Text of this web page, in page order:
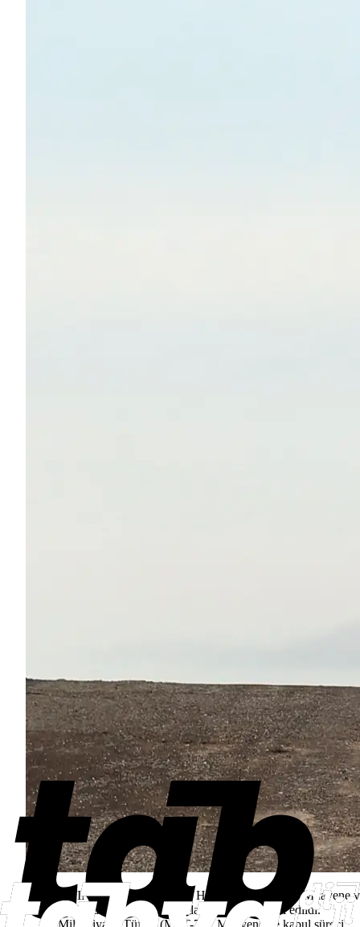
AKINCI Taarruzi İnsansız Hava Aracı (TİHA): Muayene
kabul faaliyetlerinin ardından envantere dahil edildi.